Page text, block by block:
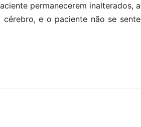
permanecerem inalterados, a
e o paciente não se sente